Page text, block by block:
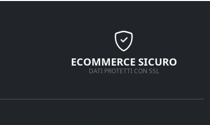
ECOMMERCE SICURO
DATI PROTETTI CON SSL